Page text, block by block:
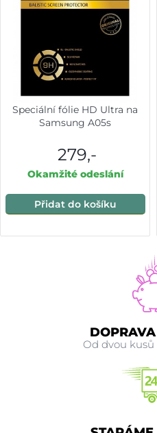
Speciální fólie HD Ultra na
Samsung A05s
279,-
Okamžité odeslání
Přidat do košíku
Od dvou